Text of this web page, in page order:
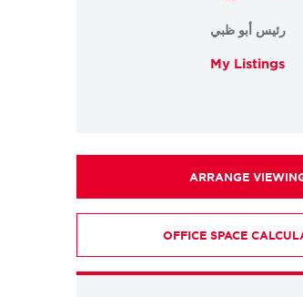
رئيس أبو ظبي
My Listings
ARRANGE
OFFICE SPACE